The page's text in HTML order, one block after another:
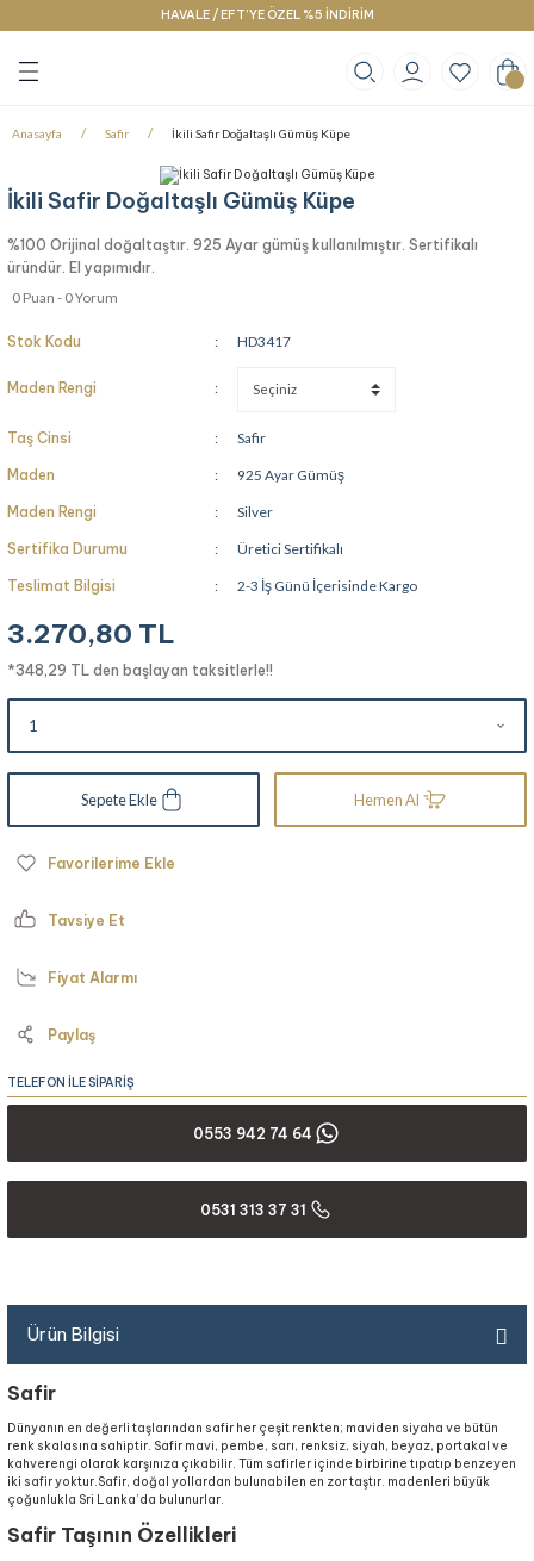
HAVALE / EFT’YE ÖZEL %5 İNDİRİM
Geri Dön
Geri Dön
Geri Dön
Anasayfa Safir İkili Safir Doğaltaşlı Gümüş Küpe
İkili Safir Doğaltaşlı Gümüş Küpe
%100 Orijinal doğaltaştır. 925 Ayar gümüş kullanılmıştır. Sertifikalı
üründür. El yapımıdır.
0 Puan - 0 Yorum
Stok Kodu HD3417
Maden Rengi
Taş Cinsi Safir
Maden 925 Ayar Gümüş
Maden Rengi Silver
Sertifika Durumu Üretici Sertifikalı
Teslimat Bilgisi 2-3 İş Günü İçerisinde Kargo
3.270,80 TL
*348,29 TL den başlayan taksitlerle!!
Sepete Ekle Hemen Al
Tavsiye Et
Fiyat Alarmı
Paylaş
TELEFON İLE SİPARİŞ
0553 942 74 64
0531 313 37 31
Ürün Bilgisi
Safir
Dünyanın en değerli taşlarından safir her çeşit renkten; maviden siyaha ve bütün
renk skalasına sahiptir. Safir mavi, pembe, sarı, renksiz, siyah, beyaz, portakal ve
kahverengi olarak karşınıza çıkabilir. Tüm safirler içinde birbirine tıpatıp benzeyen
iki safir yoktur.Safir, doğal yollardan bulunabilen en zor taştır. madenleri büyük
çoğunlukla Sri Lanka’da bulunurlar.
Safir Taşının Özellikleri